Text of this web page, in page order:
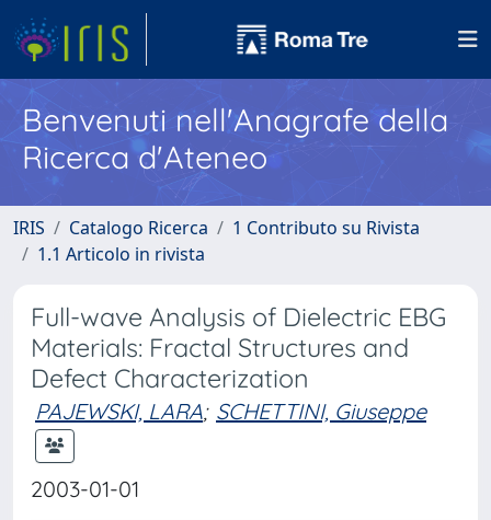
Benvenuti nell'Anagrafe della
Ricerca d'Ateneo
IRIS Catalogo Ricerca
1 Contributo su Rivista
1.1 Articolo in rivista
Full-wave Analysis of Dielectric EBG
Materials: Fractal Structures and
Defect Characterization
PAJEWSKI, LARA; SCHETTINI, Giuseppe
2003-01-01